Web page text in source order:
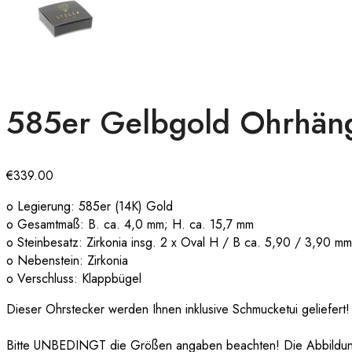
585er Gelbgold
€339.00
o Legierung: 585er (14K) Gold
o Gesamtmaß: B. ca. 4,0 mm; H. ca. 15,7 mm
o Steinbesatz: Zirkonia insg. 2 x Oval H / B ca. 5,90 / 3,90 mm
o Nebenstein: Zirkonia
o Verschluss: Klappbügel
Dieser Ohrstecker werden Ihnen inklusive Schmucketui geliefert!
Bitte UNBEDINGT die Größen angaben beachten! Die